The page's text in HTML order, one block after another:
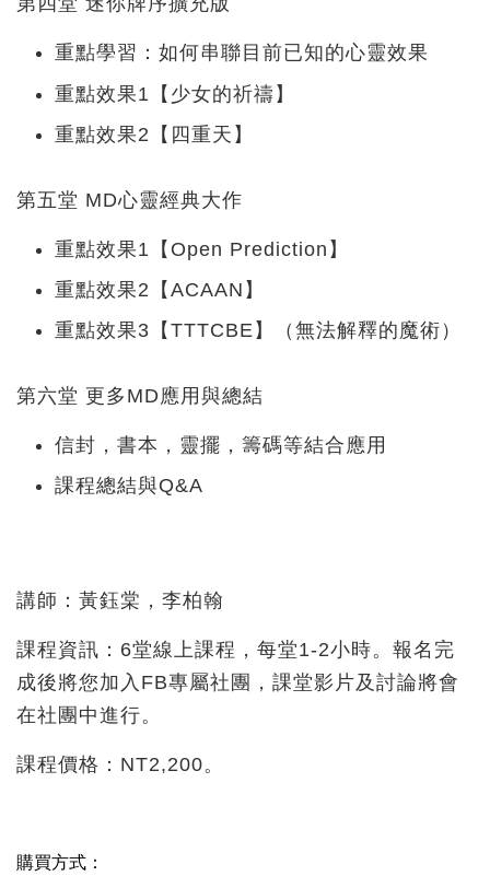
重點學習：如何串聯目前已知的心靈效果
重點效果1【少女的祈禱】
重點效果2【四重天】
第五堂 MD心靈經典大作
重點效果1【Open Prediction】
重點效果2【ACAAN】
重點效果3【TTTCBE】（無法解釋的魔術）
第六堂 更多MD應用與總結
信封，書本，靈擺，籌碼等結合應用
課程總結與Q&A
講師：黃鈺棠，李柏翰
課程資訊：6堂線上課程，每堂1-2小時。報名完
成後將您加入FB專屬社團，課堂影片及討論將會
在社團中進行。
課程價格：NT2,200。
購買方式：